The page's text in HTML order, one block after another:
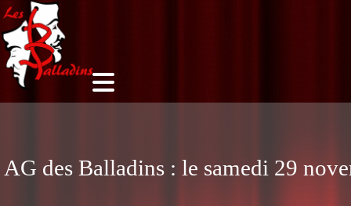
AG des Balladins : le samedi 29